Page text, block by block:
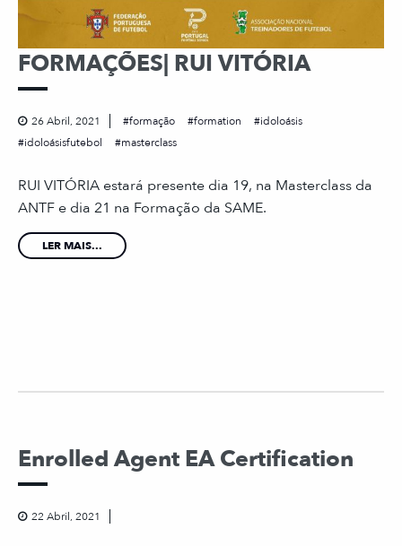
FORMAÇÕES| RUI VITÓRIA
26 Abril, 2021 formação formation
idoloásis
idoloásisfutebol
masterclass
RUI VITÓRIA estará presente dia 19, na Masterclass da
ANTF e dia 21 na Formação da SAME.
LER MAIS...
Enrolled Agent EA Certification
22 Abril, 2021